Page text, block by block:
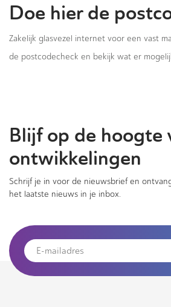
Doe hier de
Zakelijk glasvezel internet voor een vast
de postcodecheck en bekijk wat er
Blijf op de hoogte
ontwikkelingen
Schrijf je in voor de nieuwsbrief en
het laatste nieuws in je inbox.